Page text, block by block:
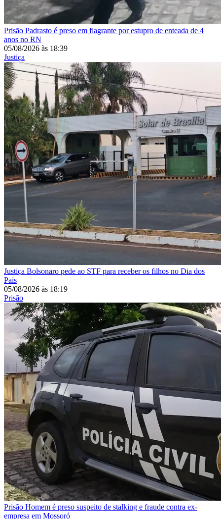
Prisão Padrasto é preso em flagrante por estupro de enteada de 4
anos no RN
05/08/2026 às 18:39
Justiça
Justiça Bolsonaro pede ao STF para receber os filhos no Dia dos
Pais
05/08/2026 às 18:19
Prisão
Prisão Homem é preso suspeito de stalking e fraude contra ex-
empresa em Mossoró